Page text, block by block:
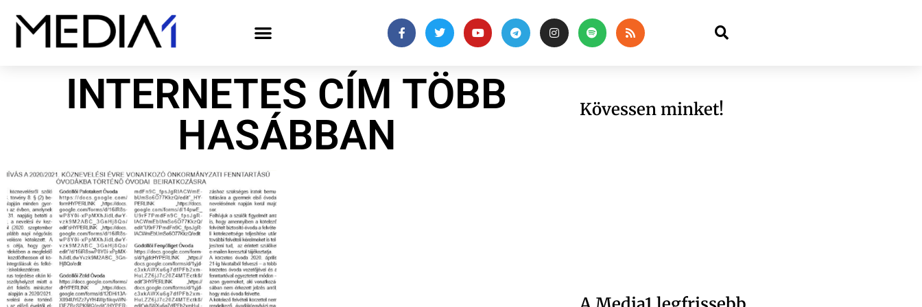
INTERNETES CÍM TÖBB
HASÁBBAN
Kövessen minket!